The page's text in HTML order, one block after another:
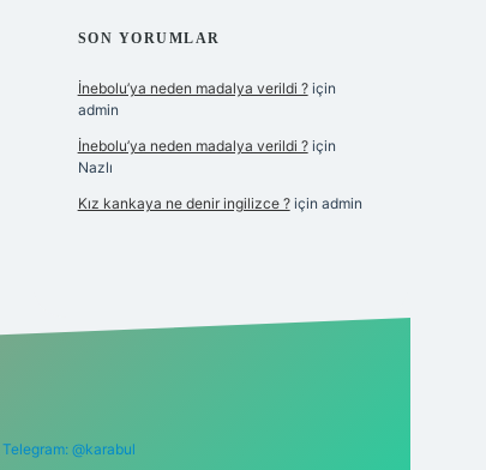
SON YORUMLAR
İnebolu’ya neden madalya verildi ?için
admin
İnebolu’ya neden madalya verildi ?için
Nazlı
Kız kankaya ne denir ingilizce ?için admin
Telegram: @karabul